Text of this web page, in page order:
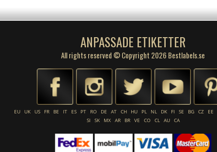
ANPASSADE ETIKETTER
All rights reserved © Copyright 2026 Bestlabels.se
EU UK US FR BE IT ES PT RO DE AT CH HU PL NL DK FI SE BG CZ
EE
SI
SK MX AR BR VE CO CL AU CA